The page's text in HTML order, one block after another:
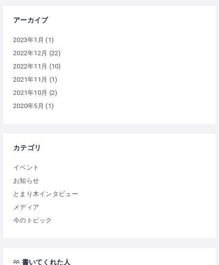
アーカイブ
2023年1月 (1)
2022年12月 (22)
2022年11月 (10)
2021年11月 (1)
2021年10月 (2)
2020年5月 (1)
カテゴリ
イベント
お知らせ
とまり木インタビュー
メディア
今のトピック
書いてくれた人